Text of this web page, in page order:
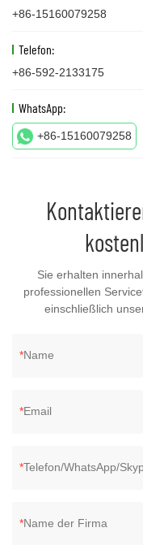
+86-15160079258
Telefon:
+86-592-2133175
WhatsApp:
+86-15160079258
Sie erhalten
professionellen
einschließlich
Name
Email
Telefon/WhatsApp/
Name der Firma